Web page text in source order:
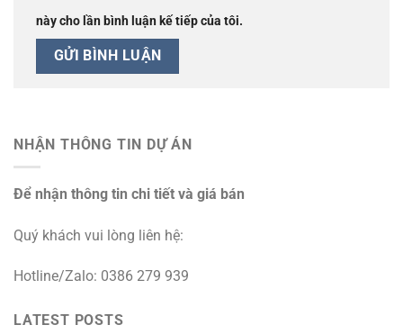
này cho lần bình luận kế tiếp của tôi.
NHẬN THÔNG TIN DỰ ÁN
Để nhận thông tin chi tiết và giá bán
Quý khách vui lòng liên hệ:
Hotline/Zalo: 0386 279 939
LATEST POSTS